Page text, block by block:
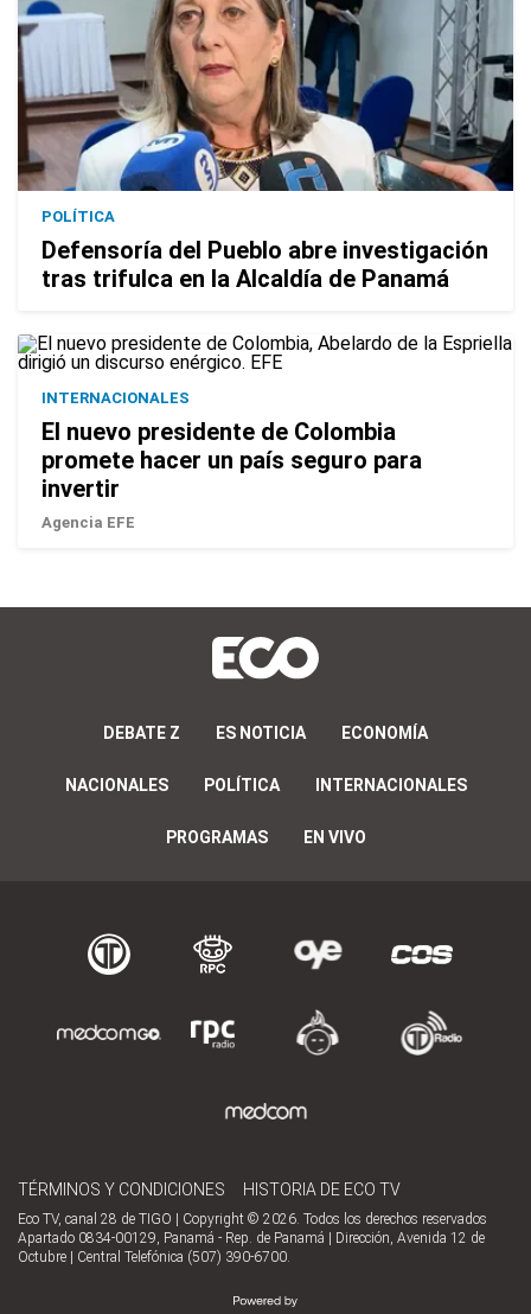
POLÍTICA
Defensoría del Pueblo abre investigación
tras trifulca en la Alcaldía de Panamá
INTERNACIONALES
El nuevo presidente de Colombia
promete hacer un país seguro para
invertir
Agencia EFE
DEBATE Z ES NOTICIA ECONOMÍA
NACIONALES POLÍTICA INTERNACIONALES
PROGRAMAS EN VIVO
TÉRMINOS Y CONDICIONES HISTORIA DE ECO TV
Eco TV, canal 28 de TIGO | Copyright © 2026. Todos los derechos reservados
Apartado 0834-00129, Panamá - Rep. de Panamá | Dirección, Avenida 12 de
Octubre | Central Telefónica (507) 390-6700.